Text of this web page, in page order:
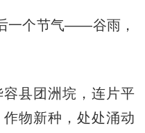
个节气——谷雨，
县团洲垸，连片平
物新种，处处涌动